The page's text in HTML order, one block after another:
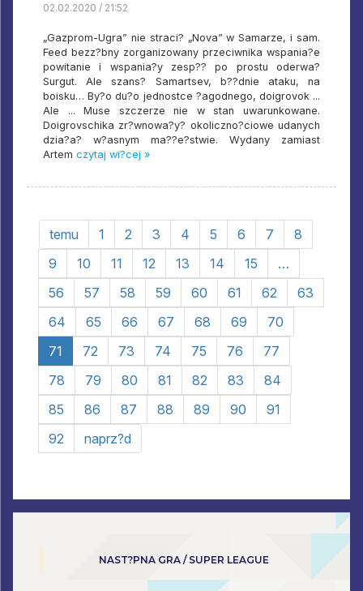
02.02.2020 / 21:52
„Gazprom-Ugra” nie straci? „Nova” w Samarze, i sam.
Feed bezz?bny zorganizowany przeciwnika wspania?e
powitanie i wspania?y zesp?? po prostu oderwa?
Surgut. Ale szans? Samartsev, b??dnie ataku, na
boisku… By?o du?o jednostce ?agodnego, doigrovok ...
Ale ... Muse szczerze nie w stan uwarunkowane.
Doigrovschika zr?wnowa?y? okoliczno?ciowe udanych
dzia?a? w?asnym ma??e?stwie. Wydany zamiast
Artem czytaj wi?cej »
temu 1 2 3 4 5 6 7
8
9
10 11 12 13 14 15
…
56
57 58 59 60 61 62
63
64
65 66 67 68 69
70
71
72 73 74 75 76
77
78
79 80 81 82 83
84
85
86 87 88 89 90
91
92
naprz?d
NAST?PNA GRA / SUPER LEAGUE